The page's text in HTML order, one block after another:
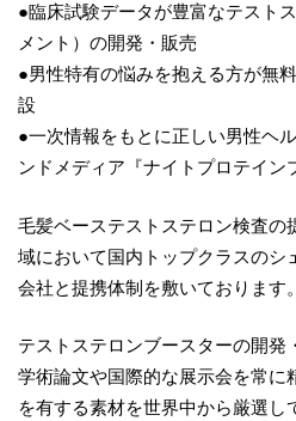
●臨床試験データが豊富なテスト
メント）の開発・販売
●男性特有の悩みを抱える方が無
設
●一次情報をもとに正しい男性ヘ
ンドメディア『ナイトプロテイン
毛髪ベーステストステロン検査の
域において国内トップクラスのシ
会社と提携体制を敷いております。
テストステロンブースターの開発
学術論文や国際的な展示会を常に
を有する素材を世界中から厳選し